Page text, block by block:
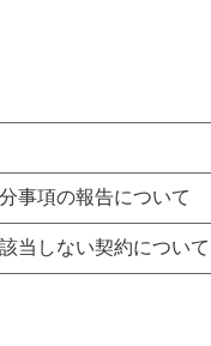
事項の報告について
当しない契約について